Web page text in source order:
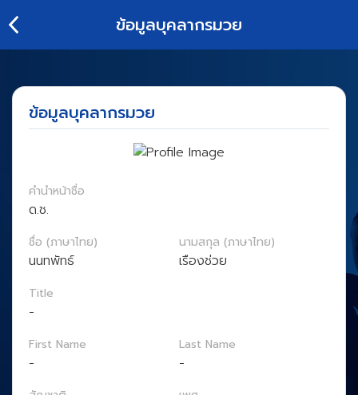
ข้อมูลบุคลากรมวย
ข้อมูลบุคลากรมวย
คำนำหน้าชื่อ
ด.ช.
ชื่อ (ภาษาไทย)
นนทพัทธ์
นามสกุล (ภาษาไทย)
เรืองช่วย
Title
-
First Name
-
Last Name
-